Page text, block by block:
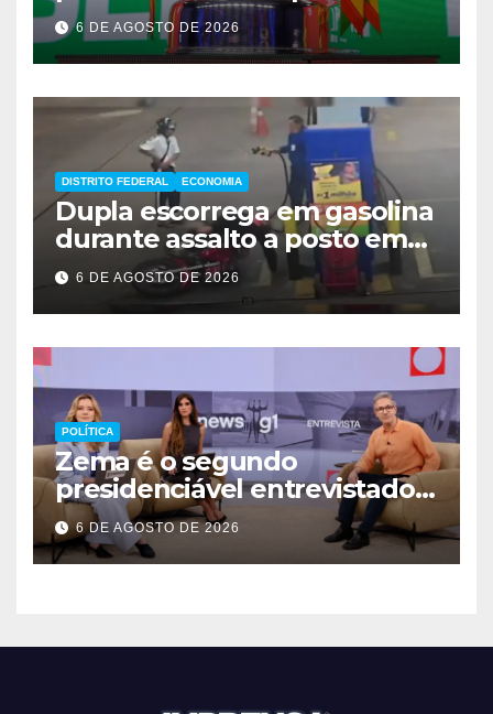
6 DE AGOSTO DE 2026
DISTRITO FEDERAL ECONOMIA
Dupla escorrega em gasolina
durante assalto a posto em
Ceilândia
6 DE AGOSTO DE 2026
POLÍTICA
Zema é o segundo
presidenciável entrevistado
pelo g1 e GloboNews
6 DE AGOSTO DE 2026